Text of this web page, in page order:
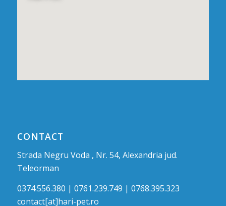
CONTACT
Strada Negru Voda , Nr. 54, Alexandria jud.
Teleorman
0374.556.380 | 0761.239.749 | 0768.395.323
contact[at]hari-pet.ro